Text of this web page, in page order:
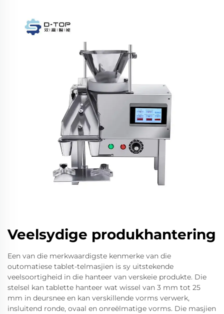
Veelsydige produkhantering
Een van die merkwaardigste kenmerke van die
outomatiese tablet-telmasjien is sy uitstekende
veelsoortigheid in die hanteer van verskeie produkte. Die
stelsel kan tablette hanteer wat wissel van 3 mm tot 25
mm in deursnee en kan verskillende vorms verwerk,
insluitend ronde, ovaal en onreëlmatige vorms. Die masjien